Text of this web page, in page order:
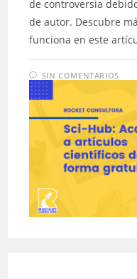
de controversia
de autor. Descubre
funciona en este
SIN COMENTARIOS